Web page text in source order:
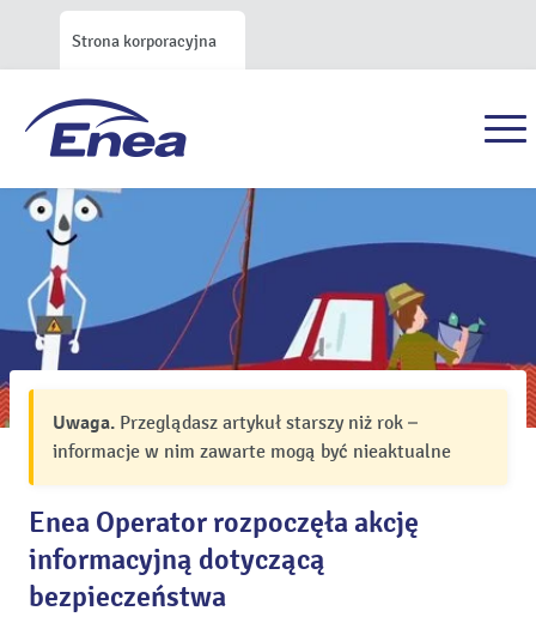
Strona korporacyjna
Uwaga. Przeglądasz artykuł starszy niż rok –
informacje w nim zawarte mogą być nieaktualne
Enea Operator rozpoczęła akcję
informacyjną dotyczącą
bezpieczeństwa